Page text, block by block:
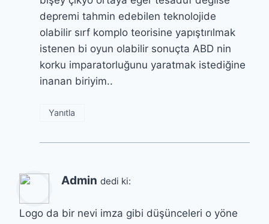
depremi tahmin edebilen teknolojide
olabilir sırf komplo teorisine yapıştırılmak
istenen bi oyun olabilir sonuçta ABD nin
korku imparatorluğunu yaratmak istediğine
inanan biriyim..
Yanıtla
Admin dedi ki:
Logo da bir nevi imza gibi düşünceleri o yöne